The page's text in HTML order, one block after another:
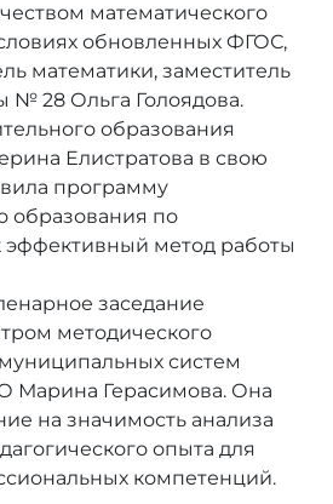
математического
обновленных ФГОС,
математики, заместитель
№ 28 Ольга Голоядова.
образования
Елистратова в свою
программу
образования по
эффективный метод работы
заседание
методического
систем
Марина Герасимова. Она
на значимость анализа
опыта для
компетенций.